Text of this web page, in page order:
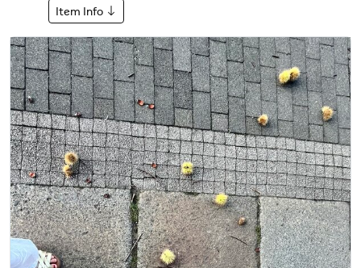
Item Info